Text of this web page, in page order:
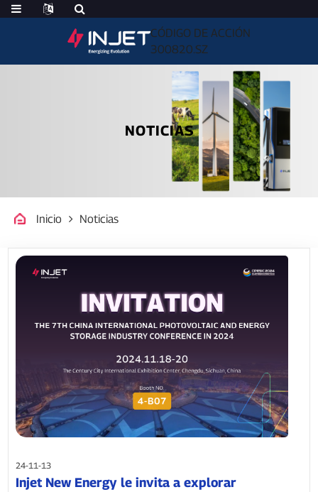
CÓDIGO DE ACCIÓN
300820.SZ
NOTICIAS
Inicio Noticias
24-11-13
Injet New Energy le invita a explorar